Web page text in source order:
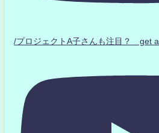
/プロジェクトA子さんも注目？ get